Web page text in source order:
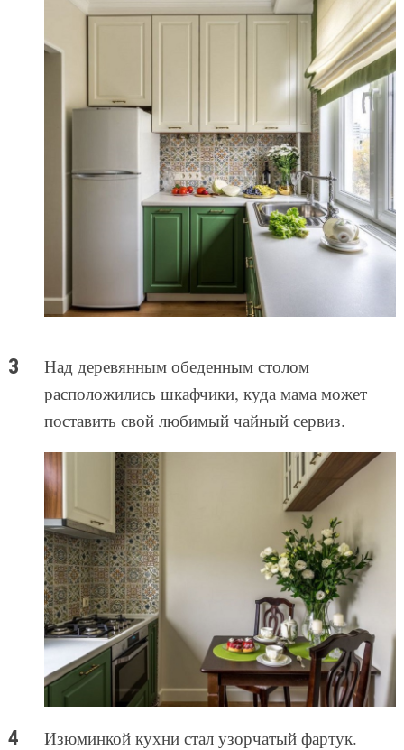
Над деревянным обеденным столом
расположились шкафчики, куда мама может
поставить свой любимый чайный сервиз.
Изюминкой кухни стал узорчатый фартук.